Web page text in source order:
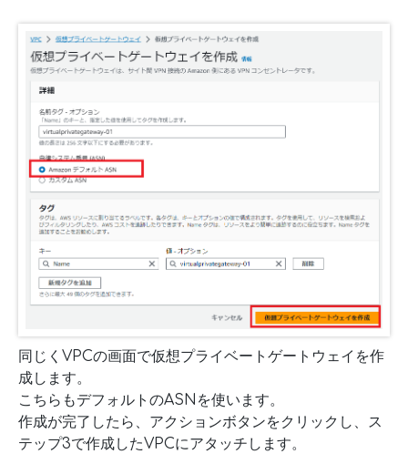
同じくVPCの画面で仮想プライベートゲートウェイを作
成します。
こちらもデフォルトのASNを使います。
作成が完了したら、アクションボタンをクリックし、ス
テップ3で作成したVPCにアタッチします。